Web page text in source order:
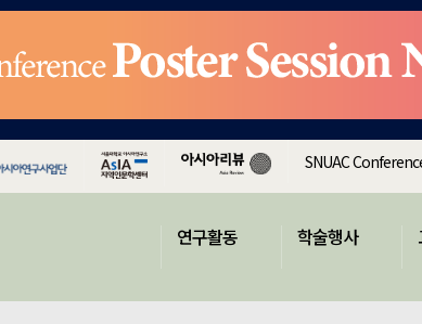
SNUAC
연구활동 학술행사